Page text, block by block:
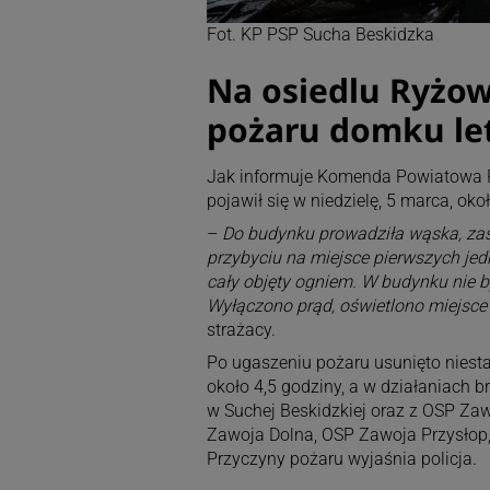
Fot. KP PSP Sucha Beskidzka
Na osiedlu
pożaru domku
Jak informuje Komenda Powiatowa
pojawił się w niedzielę, 5 marca,
– Do budynku prowadziła wąska,
przybyciu na miejsce pierwszych
cały objęty ogniem. W budynku nie
Wyłączono prąd, oświetlono
strażacy.
Po ugaszeniu pożaru usunięto
około 4,5 godziny, a w działaniach
w Suchej Beskidzkiej oraz z OSP
Zawoja Dolna, OSP Zawoja
Przyczyny pożaru wyjaśnia policja.